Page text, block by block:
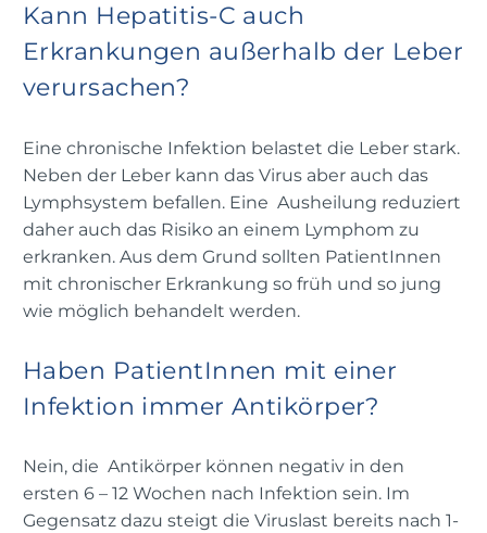
Kann Hepatitis-C auch
Erkrankungen außerhalb der Leber
verursachen?
Eine chronische Infektion belastet die Leber stark.
Neben der Leber kann das Virus aber auch das
Lymphsystem befallen. Eine Ausheilung reduziert
daher auch das Risiko an einem Lymphom zu
erkranken. Aus dem Grund sollten PatientInnen
mit chronischer Erkrankung so früh und so jung
wie möglich behandelt werden.
Haben PatientInnen mit einer
Infektion immer Antikörper?
Nein, die Antikörper können negativ in den
ersten 6 – 12 Wochen nach Infektion sein. Im
Gegensatz dazu steigt die Viruslast bereits nach 1-